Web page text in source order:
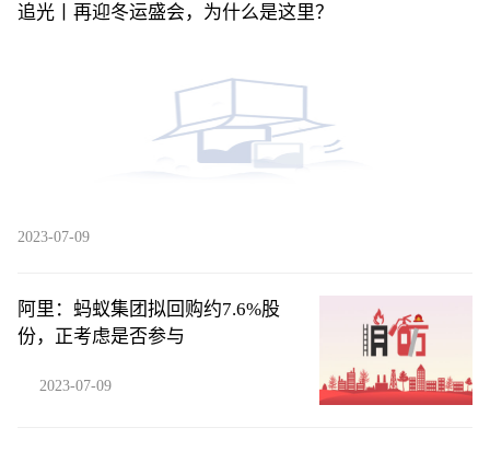
追光丨再迎冬运盛会，为什么是这里？
2023-07-09
阿里：蚂蚁集团拟回购约7.6%股
份，正考虑是否参与
2023-07-09